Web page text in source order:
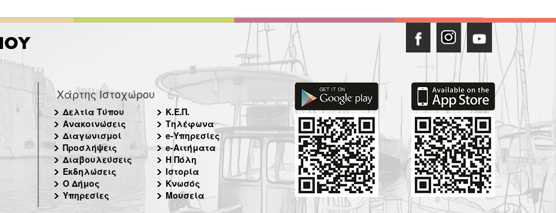
Χάρτης Ιστοχώρου
Δελτία Τύπου
Ανακοινώσεις
Διαγωνισμοί
Προσλήψεις
Διαβουλεύσεις
Εκδηλώσεις
Ο Δήμος
Υπηρεσίες
Κ.Ε.Π.
Τηλέφωνα
e-Υπηρεσίες
e-Αιτήματα
Η Πόλη
Ιστορία
Κνωσός
Μουσεία